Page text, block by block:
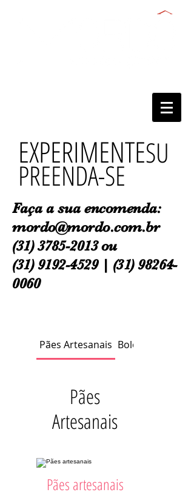
EXPERIMENTESU
PREENDA-SE
Faça a suaencomenda:
mordo@mordo.com.br
(31) 3785-2013ou
(31) 9192-4529| (31) 98264-
0060
Pães Artesanais Bolos especiais
Pães
Artesanais
Pães artesanais